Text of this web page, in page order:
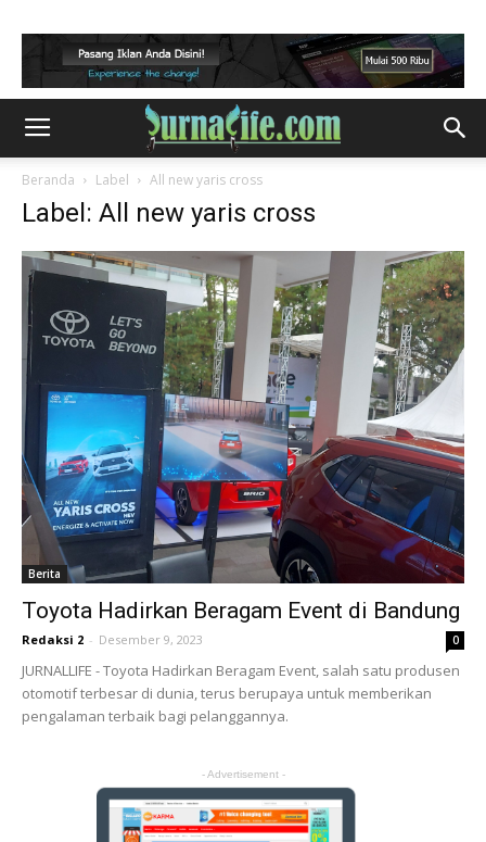
Beranda Label All new yaris cross
Label: All new yaris cross
Berita
Toyota Hadirkan Beragam Event di Bandung
Redaksi 2 - Desember 9, 2023 0
JURNALLIFE - Toyota Hadirkan Beragam Event, salah satu produsen
otomotif terbesar di dunia, terus berupaya untuk memberikan
pengalaman terbaik bagi pelanggannya.
- Advertisement -